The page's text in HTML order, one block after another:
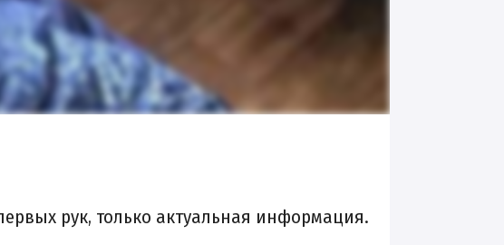
рук, только актуальная информация.